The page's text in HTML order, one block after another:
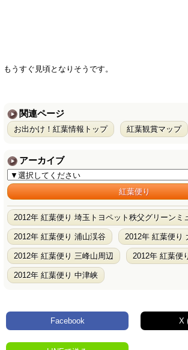
もうすぐ見頃となりそうです。
関連ページ
お出かけ！紅葉情報トップ 紅葉観賞マップ
アーカイブ
紅葉便り
2012年 紅葉便り 埼玉トヨペット秩父グリーンミ
2012年 紅葉便り 浦山渓谷 2012年 紅葉便り
2012年 紅葉便り 三峰山周辺 2012年 紅葉便
2012年 紅葉便り 中津峡
Facebook X